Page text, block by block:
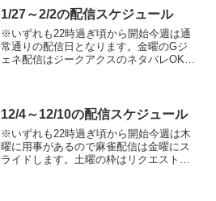
1/27～2/2の配信スケジュール
※いずれも22時過ぎ頃から開始今週は通
常通りの配信日となります。金曜のGジ
ェネ配信はジークアクスのネタバレOKな
話「始まりと終わり...
12/4～12/10の配信スケジュール
※いずれも22時過ぎ頃から開始今週は木
曜に用事があるので麻雀配信は金曜にス
ライドします。土曜の枠はリクエストの